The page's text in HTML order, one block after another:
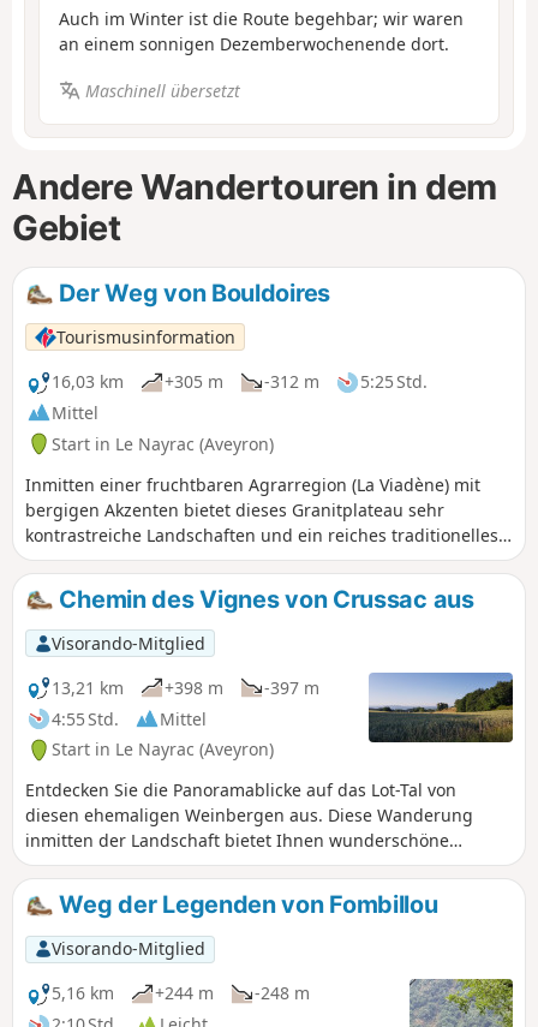
Auch im Winter ist die Route begehbar; wir waren
an einem sonnigen Dezemberwochenende dort.
Maschinell übersetzt
Andere Wandertouren in dem
Gebiet
Der Weg von Bouldoires
Tourismusinformation
16,03 km
+305 m -312 m
5:25 Std.
Mittel
Start in Le Nayrac (Aveyron)
Inmitten einer fruchtbaren Agrarregion (La Viadène) mit
bergigen Akzenten bietet dieses Granitplateau sehr
kontrastreiche Landschaften und ein reiches traditionelles
Kulturerbe.
Chemin des Vignes von Crussac aus
Visorando-Mitglied
13,21 km
+398 m
-397 m
4:55 Std.
Mittel
Start in Le Nayrac (Aveyron)
Entdecken Sie die Panoramablicke auf das Lot-Tal von
diesen ehemaligen Weinbergen aus. Diese Wanderung
inmitten der Landschaft bietet Ihnen wunderschöne
Ausblicke. In dieser wilden Gegend begegnen Sie den
Geschichten und Legenden der Region. An den
Wasserfällen von Gachou können Sie sich einen Moment
der Erfrischung und Entspannung gönnen. Sehr
angenehme Wanderung, die zwischen schattigen und
offenen Bereichen mit wunderschönen Aussichtspunkten
wechselt. Durchquerung kleiner Weiler. Die begehenen
Weg der Legenden von Fombillou
Visorando-Mitglied
5,16 km
+244 m
-248 m